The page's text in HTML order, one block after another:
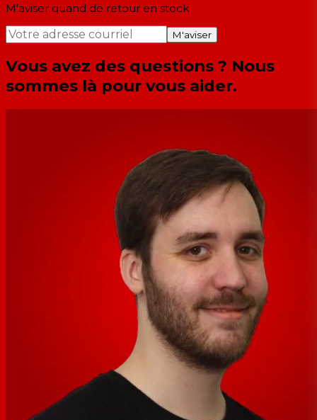
M'aviser quand de retour en stock
M'aviser
Vous avez des questions ? Nous
sommes là pour vous aider.